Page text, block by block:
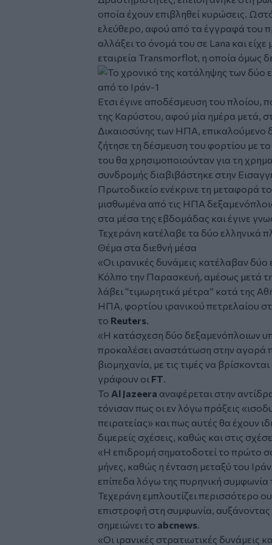
οποία έχουν επιβληθεί κυρώσεις.
ελεύθερο, αφού από τα έγγραφά του
αλλάξει το όνομά του σε Lana και
εταιρεία Transmorflot, η οποία όμως
Ετσι έγινε αποδέσμευση του πλοίου,
της Καρύστου, αφού μία ημέρα μετά,
Δικαιοσύνης των ΗΠΑ, επικαλούμενο
ζήτησε τη δέσμευση του φορτίου με
του θα χρησιμοποιούνταν για τη
συνδρομής διαβιβάστηκε στην
Πρωτοδικείο ενέκρινε τη μεταφορά
μισθωμένα από τις ΗΠΑ
στα μέσα της εβδομάδας και έγινε
Τεχεράνη κατέλαβε τα δύο ελληνικά
Θέμα στα διεθνή μέσα
«Οι ιρανικές δυνάμεις κατέλαβαν
Κόλπο την Παρασκευή, αμέσως μετά
λάβει “τιμωρητικά μέτρα” κατά της
ΗΠΑ, φορτίου ιρανικού πετρελαίου
το Reuters.
«Η κατάσχεση δύο δεξαμενόπλοιων
προκαλέσει αναστάτωση στην αγορά
βιομηχανία, με τις τιμές να
γράφουν οι FT.
Το Al Jazeera αναφέρεται στην
τόνισαν πως οι εν λόγω πράξεις
πειρατείας» και πως αυτές θα έχουν
διμερείς σχέσεις, καθώς και στις
«Η επιδρομή σηματοδοτεί το πρώτο
μήνες, καθώς η ένταση μεταξύ του
επίπεδα λόγω της πυρηνική συμφωνία
Τεχεράνη εμπλουτίζει περισσότερο
επιστροφή στη συμφωνία,
σημειώνει το abcnews.
«Οι ιρανικές στρατιωτικές